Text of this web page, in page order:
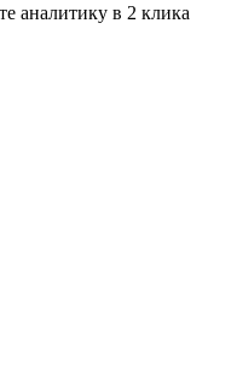
аналитику в 2 клика